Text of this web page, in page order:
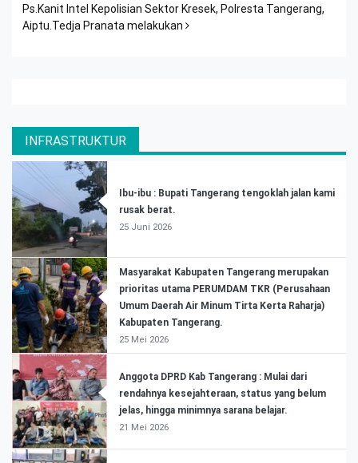
Ps.Kanit Intel Kepolisian Sektor Kresek, Polresta Tangerang,
Aiptu.Tedja Pranata melakukan
INFRASTRUKTUR
Ibu-ibu : Bupati Tangerang tengoklah jalan kami
rusak berat.
25 Juni 2026
Masyarakat Kabupaten Tangerang merupakan
prioritas utama PERUMDAM TKR (Perusahaan
Umum Daerah Air Minum Tirta Kerta Raharja)
Kabupaten Tangerang.
25 Mei 2026
Anggota DPRD Kab Tangerang : Mulai dari
rendahnya kesejahteraan, status yang belum
jelas, hingga minimnya sarana belajar.
21 Mei 2026